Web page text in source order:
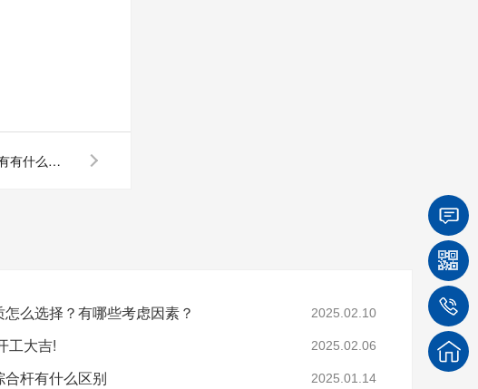
什么是智慧路灯，和智能路灯有有什么区别
么选择？有哪些考虑因素？ 2025.02.10
工大吉! 2025.02.06
杆有什么区别 2025.01.14